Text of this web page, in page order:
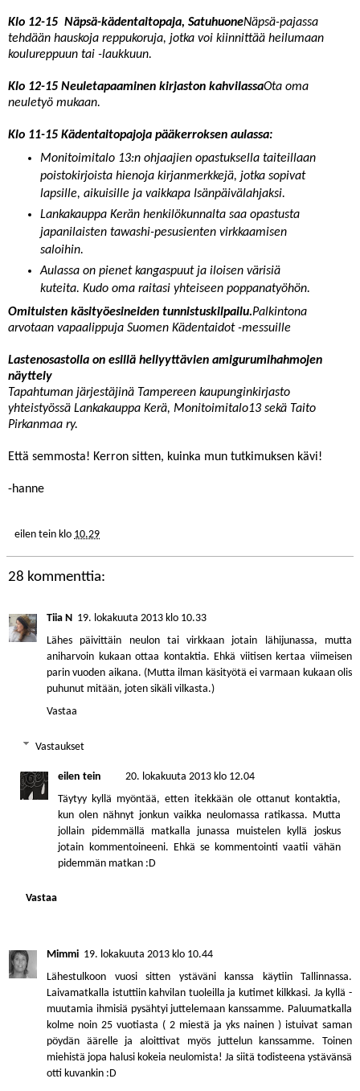
Klo 12-15 Näpsä-kädentaitopaja, SatuhuoneNäpsä-pajassa
tehdään hauskoja reppukoruja, jotka voi kiinnittää heilumaan
koulureppuun tai -laukkuun.
Klo 12-15 Neuletapaaminen kirjaston kahvilassaOta oma
neuletyö mukaan.
Klo 11-15 Kädentaitopajoja pääkerroksen aulassa:
Monitoimitalo 13:n ohjaajien opastuksella taiteillaan
poistokirjoista hienoja kirjanmerkkejä, jotka sopivat
lapsille, aikuisille ja vaikkapa Isänpäivälahjaksi.
Lankakauppa Kerän henkilökunnalta saa opastusta
japanilaisten tawashi-pesusienten virkkaamisen
saloihin.
Aulassa on pienet kangaspuut ja iloisen värisiä
kuteita. Kudo oma raitasi yhteiseen poppanatyöhön.
Omituisten käsityöesineiden tunnistuskilpailu.Palkintona
arvotaan vapaalippuja Suomen Kädentaidot -messuille
Lastenosastolla on esillä hellyyttävien amigurumihahmojen
näyttely
Tapahtuman järjestäjinä Tampereen kaupunginkirjasto
yhteistyössä Lankakauppa Kerä, Monitoimitalo13 sekä Taito
Pirkanmaa ry.
Että semmosta! Kerron sitten, kuinka mun tutkimuksen kävi!
-hanne
eilen tein klo 10.29
28 kommenttia:
Tiia N 19. lokakuuta 2013 klo 10.33
Lähes päivittäin neulon tai virkkaan jotain lähijunassa, mutta
aniharvoin kukaan ottaa kontaktia. Ehkä viitisen kertaa viimeisen
parin vuoden aikana. (Mutta ilman käsityötä ei varmaan kukaan olis
puhunut mitään, joten sikäli vilkasta.)
Vastaa
Vastaukset
eilen tein
20. lokakuuta 2013 klo 12.04
Täytyy kyllä myöntää, etten itekkään ole ottanut kontaktia,
kun olen nähnyt jonkun vaikka neulomassa ratikassa. Mutta
jollain pidemmällä matkalla junassa muistelen kyllä joskus
jotain kommentoineeni. Ehkä se kommentointi vaatii vähän
pidemmän matkan :D
Vastaa
Mimmi 19. lokakuuta 2013 klo 10.44
Lähestulkoon vuosi sitten ystäväni kanssa käytiin Tallinnassa.
Laivamatkalla istuttiin kahvilan tuoleilla ja kutimet kilkkasi. Ja kyllä -
muutamia ihmisiä pysähtyi juttelemaan kanssamme. Paluumatkalla
kolme noin 25 vuotiasta ( 2 miestä ja yks nainen ) istuivat saman
pöydän äärelle ja aloittivat myös juttelun kanssamme. Toinen
miehistä jopa halusi kokeia neulomista! Ja siitä todisteena ystävänsä
otti kuvankin :D